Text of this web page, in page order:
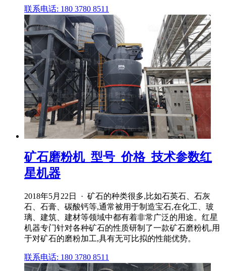
联系电话: 180 3780 8511
矿石磨粉机_型号_价格_技术参数红
星机器
2018年5月22日 · 矿石的种类很多,比如石英石、石灰
石、石膏、碳酸钙等,通常被用于制造宝石,在化工、玻
璃、建筑、建材等领域中都有着非常广泛的用途。红星
机器专门针对各种矿石的性质研制了一款矿石磨粉机,用
于对矿石的磨粉加工,具有无可比拟的性能优势。
联系电话: 180 3780 8511